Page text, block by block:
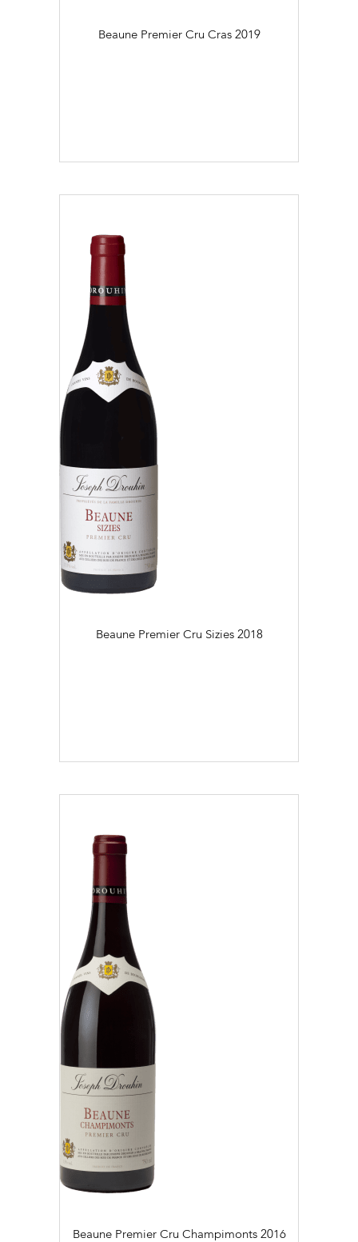
Beaune Premier Cru Cras 2019
Beaune Premier Cru Sizies 2018
Beaune Premier Cru Champimonts 2016